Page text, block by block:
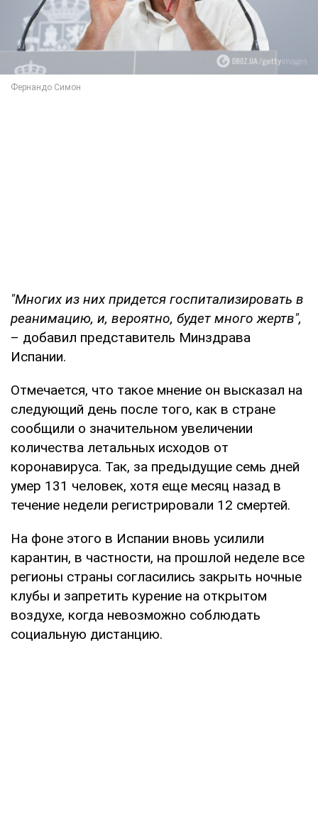
"Многих из них придется госпитализировать в
реанимацию, и, вероятно, будет много жертв",
– добавил представитель Минздрава
Испании.
Отмечается, что такое мнение он высказал на
следующий день после того, как в стране
сообщили о значительном увеличении
количества летальных исходов от
коронавируса. Так, за предыдущие семь дней
умер 131 человек, хотя еще месяц назад в
течение недели регистрировали 12 смертей.
На фоне этого в Испании вновь усилили
карантин, в частности, на прошлой неделе все
регионы страны согласились закрыть ночные
клубы и запретить курение на открытом
воздухе, когда невозможно соблюдать
социальную дистанцию.